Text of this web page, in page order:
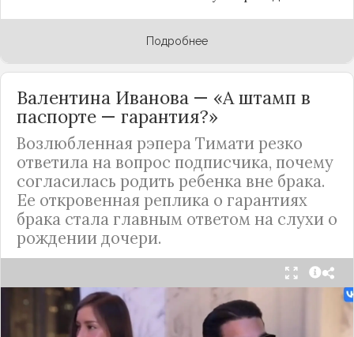
Подробнее
Валентина Иванова — «А штамп в
паспорте — гарантия?»
Возлюбленная рэпера Тимати резко
ответила на вопрос подписчика, почему
согласилась родить ребенка вне брака.
Ее откровенная реплика о гарантиях
брака стала главным ответом на слухи о
рождении дочери.
Валентина Иванова, избранница рэпера Тимати,
публично ответила на бестактный вопрос о
своем решении родить ребенка вне